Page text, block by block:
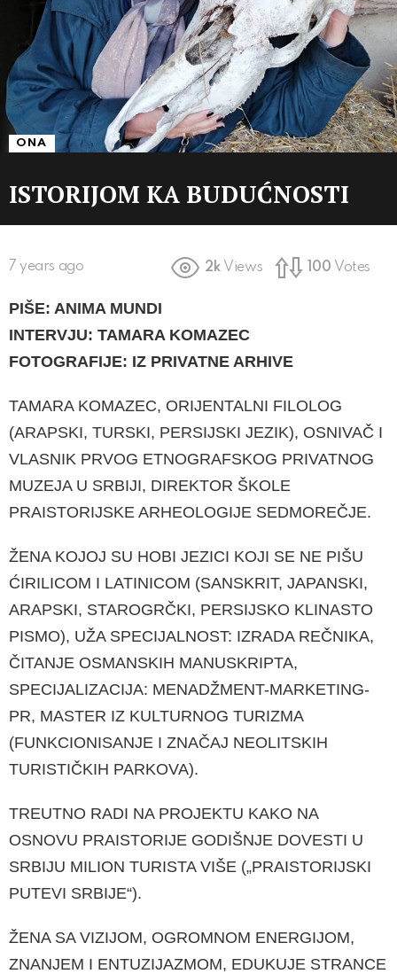
ONA
ISTORIJOM KA BUDUĆNOSTI
7 years ago 2k Views 100 Votes
PIŠE: ANIMA MUNDI
INTERVJU: TAMARA KOMAZEC
FOTOGRAFIJE: IZ PRIVATNE ARHIVE
TAMARA KOMAZEC, ORIJENTALNI FILOLOG
(ARAPSKI, TURSKI, PERSIJSKI JEZIK), OSNIVAČ I
VLASNIK PRVOG ETNOGRAFSKOG PRIVATNOG
MUZEJA U SRBIJI, DI­REKTOR ŠKOLE
PRAISTORIJSKE ARHEOLOGIJE SEDMOREČJE.
ŽENA KOJOJ SU HOBI JEZICI KOJI SE NE PIŠU
ĆIRILICOM I LATINICOM (SANSKRIT, JAPANSKI,
ARAPSKI, STAROGRČKI, PERSIJSKO KLINASTO
PISMO), UŽA SPECIJAL­NOST: IZRADA REČNIKA,
ČITANJE OSMANSKIH MANUSKRIPTA,
SPECIJALIZACIJA: MENADŽMENT-MARKETING-
PR, MASTER IZ KULTURNOG TURIZMA
(FUNKCIONISA­NJE I ZNAČAJ NEOLITSKIH
TURISTIČKIH PARKOVA).
TREUTNO RADI NA PROJEKTU KAKO NA
OSNOVU PRAISTORIJE GODIŠNJE DOVE­STI U
SRBIJU MILION TURISTA VIŠE („PRAISTORIJSKI
PUTEVI SRBIJE“).
ŽENA SA VIZIJOM, OGROMNOM ENERGIJOM,
ZNANJEM I ENTUZIJAZMOM, EDU­KUJE STRANCE